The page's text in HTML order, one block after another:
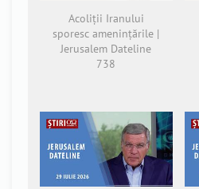
Acoliții Iranului
sporesc amenințările |
Jerusalem Dateline
738